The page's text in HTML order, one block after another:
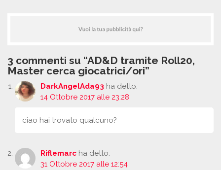
3 commenti su “AD&D tramite Roll20,
Master cerca giocatrici/ori”
DarkAngelAda93 ha detto:
14 Ottobre 2017 alle 23:28
ciao hai trovato qualcuno?
Riflemarc ha detto:
31 Ottobre 2017 alle 12:54